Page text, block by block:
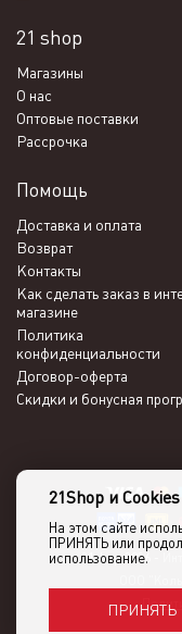
21 shop
Магазины
О нас
Оптовые поставки
Рассрочка
Помощь
Доставка и оплата
Возврат
Контакты
Как сделать заказ в
магазине
Политика
конфиденциальности
Договор-оферта
Скидки и бонусная
21shop 2026 -
21Shop и Cookies
На этом сайте
ПРИНЯТЬ или
использование.
ПРИНЯТЬ